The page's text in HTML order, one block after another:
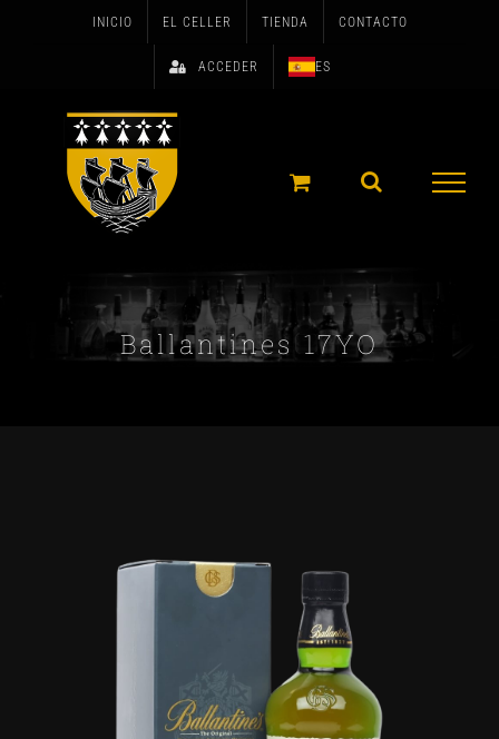
INICIO EL CELLER TIENDA CONTACTO
ACCEDER ES
Ballantines 17YO